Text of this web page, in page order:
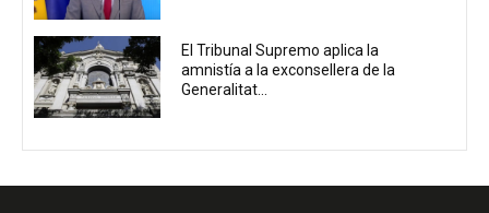
El Tribunal Supremo aplica la
amnistía a la exconsellera de la
Generalitat...